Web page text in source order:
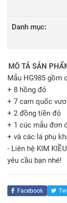
Danh mục:
MÔ TẢ SẢN
Mẫu HG985 gồm
+ 8 hồng đỏ
+ 7 cam quốc
+ 2 đồng tiền đỏ
+ 1 cúc mẫu đơn
+ và các lá phụ
- Liên hệ KIM
yêu cầu bạn nhé!
Facebook